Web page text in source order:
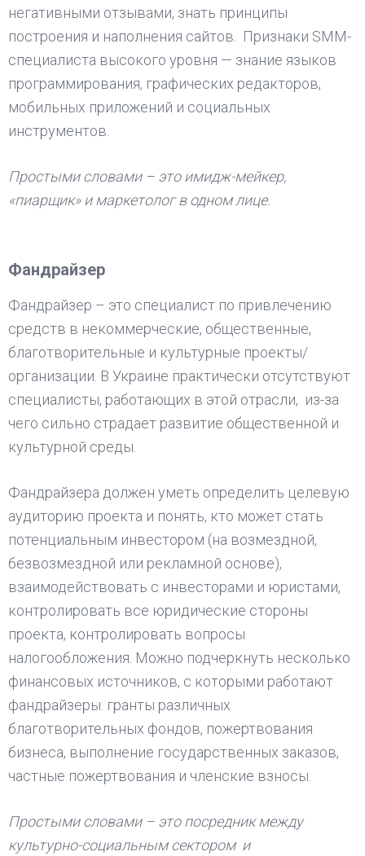
негативными отзывами, знать принципы
построения и наполнения сайтов. Признаки SMM-
специалиста высокого уровня — знание языков
программирования, графических редакторов,
мобильных приложений и социальных
инструментов.
Простыми словами – это имидж-мейкер,
«пиарщик» и маркетолог в одном лице.
Фандрайзер
Фандрайзер – это специалист по привлечению
средств в некоммерческие, общественные,
благотворительные и культурные проекты/
организации. В Украине практически отсутствуют
специалисты, работающих в этой отрасли, из-за
чего сильно страдает развитие общественной и
культурной среды.
Фандрайзера должен уметь определить целевую
аудиторию проекта и понять, кто может стать
потенциальным инвестором (на возмездной,
безвозмездной или рекламной основе),
взаимодействовать с инвесторами и юристами,
контролировать все юридические стороны
проекта, контролировать вопросы
налогообложения. Можно подчеркнуть несколько
финансовых источников, с которыми работают
фандрайзеры: гранты различных
благотворительных фондов, пожертвования
бизнеса, выполнение государственных заказов,
частные пожертвования и членские взносы.
Простыми словами – это посредник между
культурно-социальным сектором и